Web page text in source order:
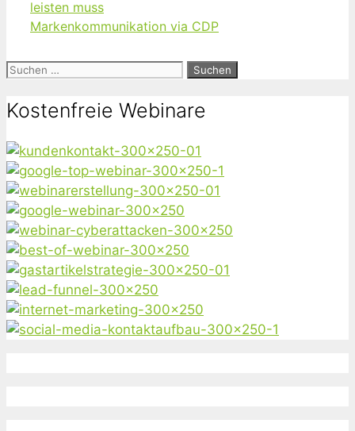
leisten muss
Markenkommunikation via CDP
Suchen
Kostenfreie Webinare